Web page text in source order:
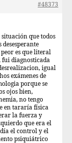
#48373
que todos
desesperante
es que literal
fui diagnosticada
igual
exámenes de
porque se
ojos bien,
no tengo
en tararía física
la fuerza y
que era el
el control y el
psiquiátrico